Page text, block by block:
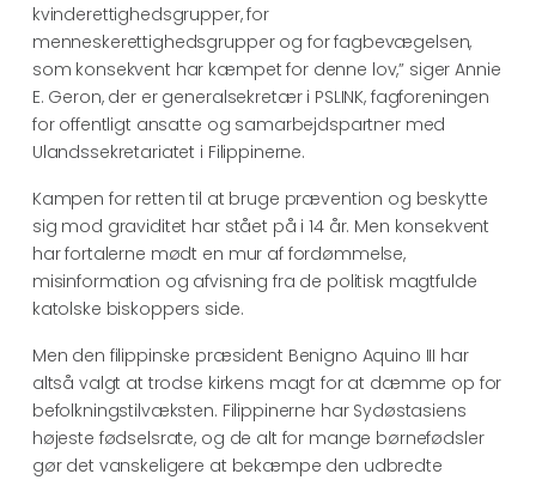
kvinderettighedsgrupper, for
menneskerettighedsgrupper og for fagbevægelsen,
som konsekvent har kæmpet for denne lov,” siger Annie
E. Geron, der er generalsekretær i PSLINK, fagforeningen
for offentligt ansatte og samarbejdspartner med
Ulandssekretariatet i Filippinerne.
Kampen for retten til at bruge prævention og beskytte
sig mod graviditet har stået på i 14 år. Men konsekvent
har fortalerne mødt en mur af fordømmelse,
misinformation og afvisning fra de politisk magtfulde
katolske biskoppers side.
Men den filippinske præsident Benigno Aquino III har
altså valgt at trodse kirkens magt for at dæmme op for
befolkningstilvæksten. Filippinerne har Sydøstasiens
højeste fødselsrate, og de alt for mange børnefødsler
gør det vanskeligere at bekæmpe den udbredte